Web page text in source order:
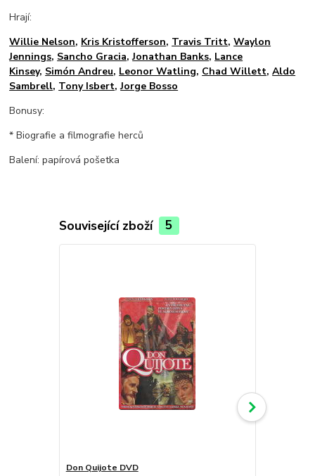
Hrají:
Willie Nelson, Kris Kristofferson, Travis Tritt,Waylon
Jennings, Sancho Gracia,Jonathan Banks, Lance
Kinsey, Simón Andreu, Leonor Watling, Chad Willett,Aldo
Sambrell, Tony Isbert,Jorge Bosso
Bonusy:
* Biografie a filmografie herců
Balení: papírová pošetka
Související zboží 5
Don Quijote DVD